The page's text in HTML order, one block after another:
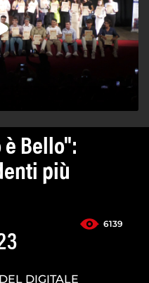
Bello":
più
6139
DIGITALE